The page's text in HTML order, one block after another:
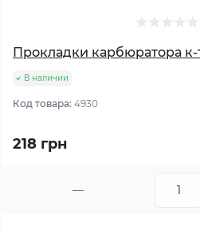
Прокладки карбюратора к-
В наличии
Код товара: 4930
218 грн